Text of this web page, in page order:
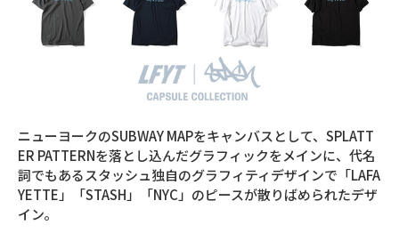
ニューヨークのSUBWAY MAPをキャンバスとして、SPLATT
ER PATTERNを落とし込んだグラフィックをメインに、代名
詞でもあるスタッシュ独自のグラフィティデザインで「LAFA
YETTE」「STASH」「NYC」のピースが散りばめられたデザ
イン。